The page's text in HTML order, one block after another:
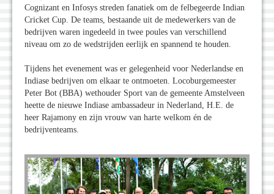
Cognizant en Infosys streden fanatiek om de felbegeerde Indian
Cricket Cup. De teams, bestaande uit de medewerkers van de
bedrijven waren ingedeeld in twee poules van verschillend
niveau om zo de wedstrijden eerlijk en spannend te houden.
Tijdens het evenement was er gelegenheid voor Nederlandse en
Indiase bedrijven om elkaar te ontmoeten. Locoburgemeester
Peter Bot (BBA) wethouder Sport van de gemeente Amstelveen
heette de nieuwe Indiase ambassadeur in Nederland, H.E. de
heer Rajamony en zijn vrouw van harte welkom én de
bedrijventeams.